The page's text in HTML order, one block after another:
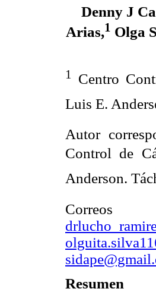
Denny J
Arias,1 Olga
1
Centro
Luis E.
Autor
Control de
Anderson.
Resumen